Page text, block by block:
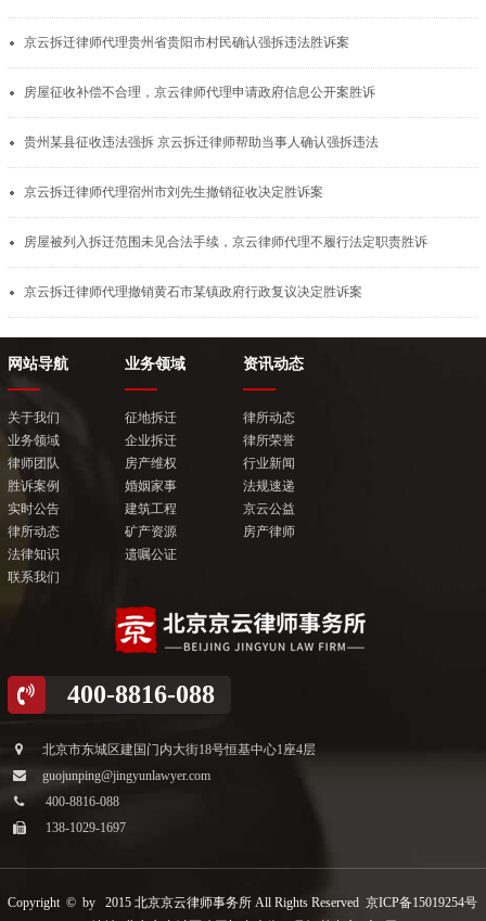
京云拆迁律师代理贵州省贵阳市村民确认强拆违法胜诉案
房屋征收补偿不合理，京云律师代理申请政府信息公开案胜诉
贵州某县征收违法强拆 京云拆迁律师帮助当事人确认强拆违法
京云拆迁律师代理宿州市刘先生撤销征收决定胜诉案
房屋被列入拆迁范围未见合法手续，京云律师代理不履行法定职责胜诉
京云拆迁律师代理撤销黄石市某镇政府行政复议决定胜诉案
网站导航
关于我们
业务领域
律师团队
胜诉案例
实时公告
律所动态
法律知识
联系我们
业务领域
征地拆迁
企业拆迁
房产维权
婚姻家事
建筑工程
矿产资源
遗嘱公证
资讯动态
律所动态
律所荣誉
行业新闻
法规速递
京云公益
房产律师
400-8816-088
北京市东城区建国门内大街18号恒基中心1座4层
guojunping@jingyunlawyer.com
400-8816-088
138-1029-1697
Copyright © by 2015 北京京云律师事务所 All Rights Reserved京ICP备15019254号